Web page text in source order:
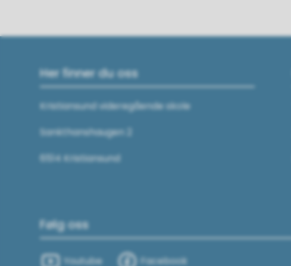
Her finner du oss
Kristiansund videregående skole
Sankthanshaugen 2
6514 Kristiansund
Følg oss
Youtube Facebook